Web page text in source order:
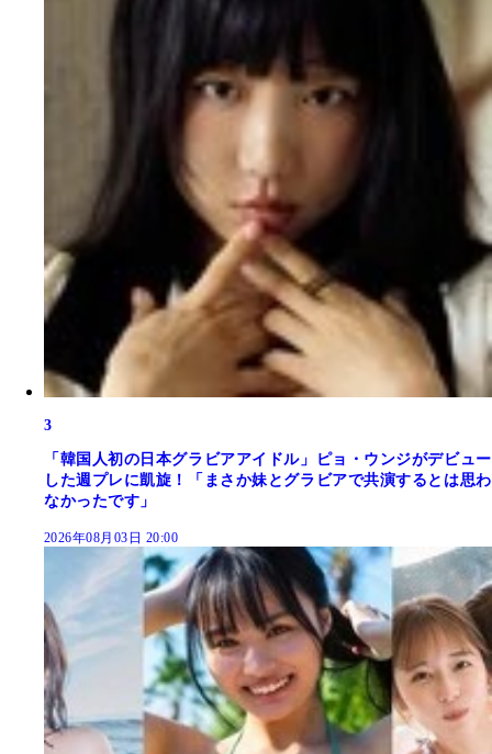
3
「韓国人初の日本グラビアアイドル」ピョ・ウンジがデビュー
した週プレに凱旋！「まさか妹とグラビアで共演するとは思わ
なかったです」
2026年08月03日 20:00